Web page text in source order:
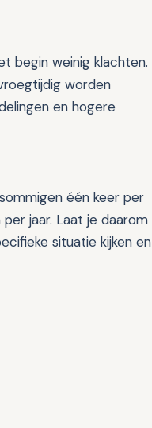
begin weinig klachten.
worden
en hogere
één keer per
jaar. Laat je daarom
situatie kijken en